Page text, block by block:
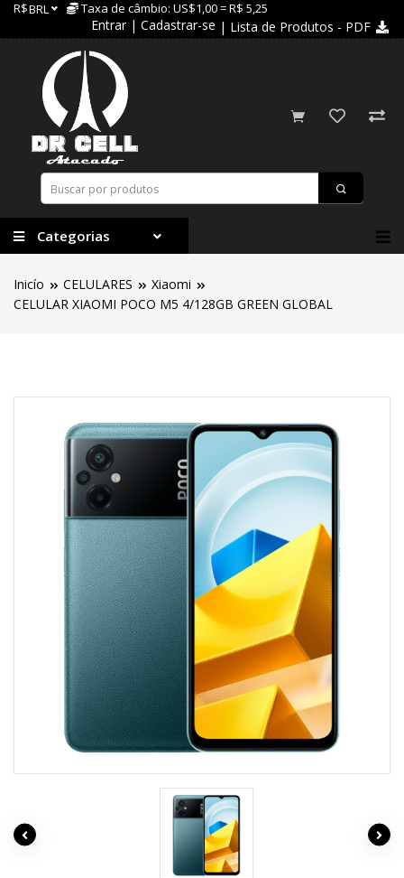
R$BRL Taxa de câmbio: US$1,00 = R$ 5,25
Entrar | Cadastrar-se | Lista de Produtos - PDF
Categorias
Inicío CELULARES
Xiaomi
CELULAR XIAOMI POCO M5 4/128GB GREEN GLOBAL